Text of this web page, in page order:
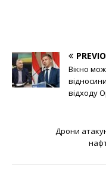
Вікно
відходу
Дрони